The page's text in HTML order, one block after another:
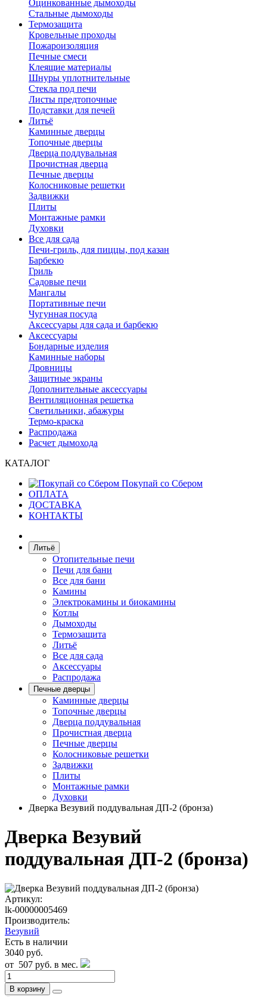
Оцинкованные дымоходы
Стальные дымоходы
Термозащита
Кровельные проходы
Пожароизоляция
Печные смеси
Клеящие материалы
Шнуры уплотнительные
Стекла под печи
Листы предтопочные
Подставки для печей
Литьё
Каминные дверцы
Топочные дверцы
Дверца поддувальная
Прочистная дверца
Печные дверцы
Колосниковые решетки
Задвижки
Плиты
Монтажные рамки
Духовки
Все для сада
Печи-гриль, для пиццы, под казан
Барбекю
Гриль
Садовые печи
Мангалы
Портативные печи
Чугунная посуда
Аксессуары для сада и барбекю
Аксессуары
Бондарные изделия
Каминные наборы
Дровницы
Защитные экраны
Дополнительные аксессуары
Вентиляционная решетка
Светильники, абажуры
Термо-краска
Распродажа
Расчет дымохода
КАТАЛОГ
Покупай со Сбером
ОПЛАТА
ДОСТАВКА
КОНТАКТЫ
Литьё
Отопительные печи
Печи для бани
Все для бани
Камины
Электрокамины и биокамины
Котлы
Дымоходы
Термозащита
Литьё
Все для сада
Аксессуары
Распродажа
Печные дверцы
Каминные дверцы
Топочные дверцы
Дверца поддувальная
Прочистная дверца
Печные дверцы
Колосниковые решетки
Задвижки
Плиты
Монтажные рамки
Духовки
Дверка Везувий поддувальная ДП-2 (бронза)
Дверка Везувий
поддувальная ДП-2 (бронза)
Артикул:
lk-00000005469
Производитель:
Везувий
Есть в наличии
3040 руб.
от 507 руб. в мес.
В корзину